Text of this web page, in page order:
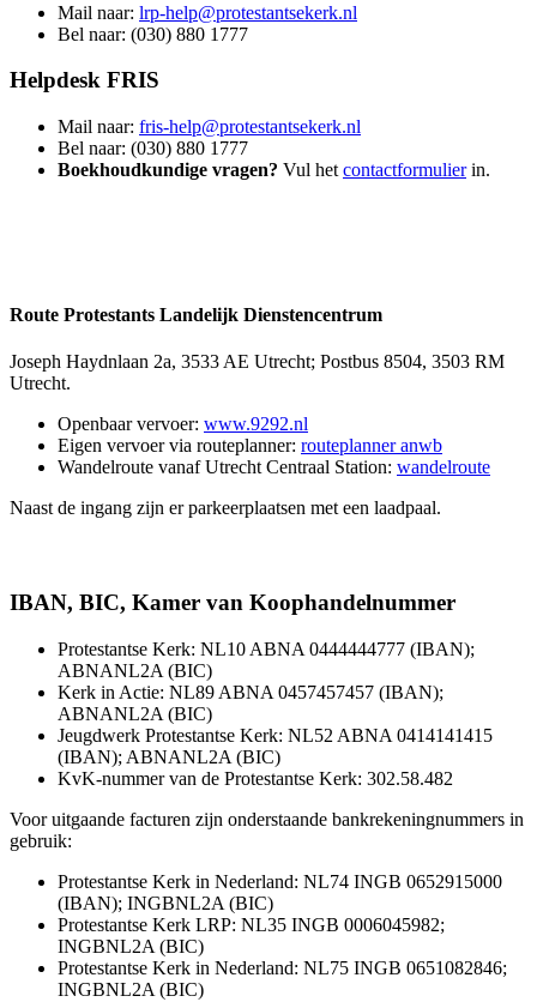
Mail naar: lrp-help@protestantsekerk.nl
Bel naar: (030) 880 1777
Helpdesk FRIS
Mail naar: fris-help@protestantsekerk.nl
Bel naar: (030) 880 1777
Boekhoudkundige vragen? Vul het contactformulierin.
Route Protestants Landelijk Dienstencentrum
Joseph Haydnlaan 2a, 3533 AE Utrecht; Postbus 8504, 3503 RM
Utrecht.
Openbaar vervoer: www.9292.nl
Eigen vervoer via routeplanner: routeplanner anwb
Wandelroute vanaf Utrecht Centraal Station: wandelroute
Naast de ingang zijn er parkeerplaatsen met een laadpaal.
IBAN, BIC, Kamer van Koophandelnummer
Protestantse Kerk: NL10 ABNA 0444444777 (IBAN);
ABNANL2A (BIC)
Kerk in Actie: NL89 ABNA 0457457457 (IBAN);
ABNANL2A (BIC)
Jeugdwerk Protestantse Kerk: NL52 ABNA 0414141415
(IBAN); ABNANL2A (BIC)
KvK-nummer van de Protestantse Kerk: 302.58.482
Voor uitgaande facturen zijn onderstaande bankrekeningnummers in
gebruik:
Protestantse Kerk in Nederland: NL74 INGB 0652915000
(IBAN); INGBNL2A (BIC)
Protestantse Kerk LRP: NL35 INGB 0006045982;
INGBNL2A (BIC)
Protestantse Kerk in Nederland: NL75 INGB 0651082846;
INGBNL2A (BIC)